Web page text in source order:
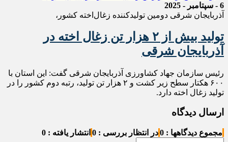
6 - سپتامبر - 2025
آذربایجان شرقی دومین تولیدکننده زغال‌اخته کشور،
تولید بیش از ۲ هزار تن زغال اخته در
آذربایجان‌ شرقی
رئیس سازمان جهاد کشاورزی آذربایجان شرقی گفت: این استان با
۶۰۰ هکتار سطح زیر کشت و ۲ هزار تن تولید، رتبه دوم کشور را در
تولید زغال اخته دارد.
ارسال دیدگاه
مجموع دیدگاهها : 0 در انتظار بررسی : 0 انتشار یافته : 0